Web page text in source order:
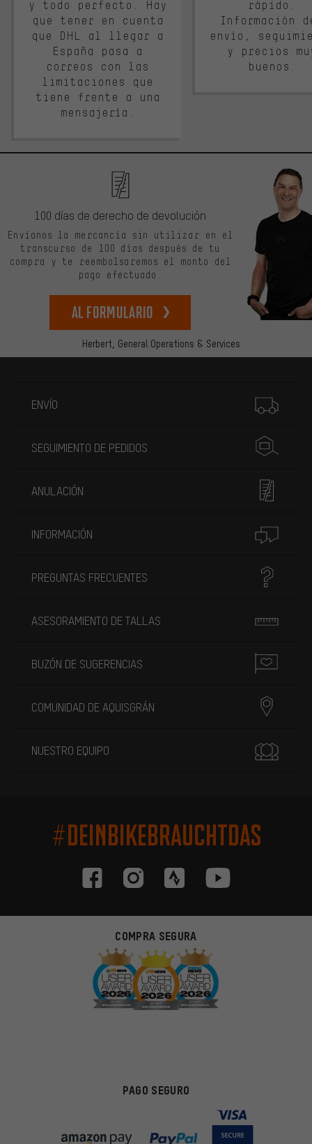
y todo perfecto. Hay
que tener en cuenta
que DHL al llegar a
España pasa a
correos con las
limitaciones que
tiene frente a una
mensajería.
rápido.
Información
envío,
y precios
buenos.
Herbert, General Operations & Services
100 días de derecho de devolución
Envíanos la mercancía sin utilizar en el
transcurso de 100 días después de tu
compra y te reembolsaremos el monto del
pago efectuado.
Al formulario
ENVÍO
SEGUIMIENTO DE PEDIDOS
ANULACIÓN
INFORMACIÓN
PREGUNTAS FRECUENTES
ASESORAMIENTO DE TALLAS
BUZÓN DE SUGERENCIAS
COMUNIDAD DE AQUISGRÁN
NUESTRO EQUIPO
#DEINBIKEBRAUCHTDAS
COMPRA SEGURA
PAGO SEGURO